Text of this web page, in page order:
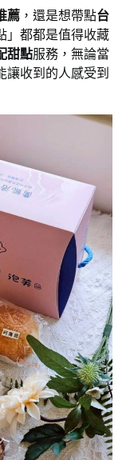
薦 ，還是想帶點台
」都都是值得收藏
甜點服務，無論當
讓收到的人感受到